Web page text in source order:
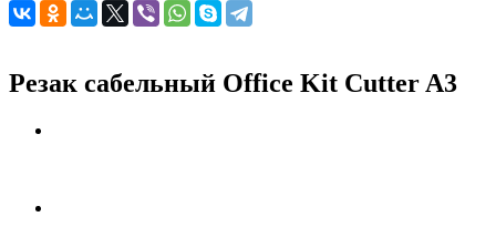
Резак сабельный Office Kit Cutter A3